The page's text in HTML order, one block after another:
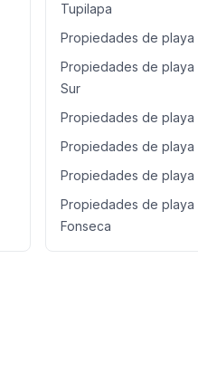
Tupilapa
Propiedades de playa
Propiedades de playa
Sur
Propiedades de playa
Propiedades de
Propiedades de playa
Propiedades de playa
Fonseca